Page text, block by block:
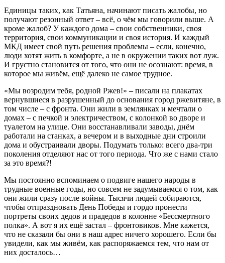
Единицы таких, как Татьяна, начинают писать жалобы, но
получают резонный ответ – всё, о чём мы говорили выше. А
кроме жалоб? У каждого дома – свои собственники, своя
территория, свои коммуникации и своя история. И каждый
МКД имеет свой путь решения проблемы – если, конечно,
люди хотят жить в комфорте, а не в окружении таких вот луж.
И грустно становится от того, что они не осознают: время, в
которое мы живём, ещё далеко не самое трудное.
«Мы возродим тебя, родной Ржев!» – писали на плакатах
вернувшиеся в разрушенный до основания город ржевитяне, в
том числе – с фронта. Они жили в землянках и мечтали о
домах – с печкой и электричеством, с колонкой во дворе и
туалетом на улице. Они восстанавливали заводы, днём
работали на станках, а вечером и в выходные дни строили
дома и обустраивали дворы. Подумать только: всего два-три
поколения отделяют нас от того периода. Что же с нами стало
за это время?!
Мы постоянно вспоминаем о подвиге нашего народы в
трудные военные годы, но совсем не задумываемся о том, как
они жили сразу после войны. Тысячи людей собираются,
чтобы отпраздновать День Победы и гордо пронести
портреты своих дедов и прадедов в колонне «Бессмертного
полка». А вот я их ещё застал – фронтовиков. Мне кажется,
что не сказали бы они в наш адрес ничего хорошего. Если бы
увидели, как мы живём, как распоряжаемся тем, что нам от
них досталось…